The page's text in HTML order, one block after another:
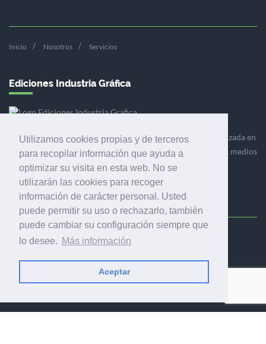
Utilizamos cookies propias y de terceros
para recopilar información que ayuda a
optimizar su visita en esta web. No se
utilizarán las cookies para recoger
información de carácter personal. Usted
puede permitir su uso o rechazarlo, también
puede cambiar su configuración siempre que
lo desee. Más información
Aceptar
Inicio Nosotros Servicios
Ediciones Industria Gráfica
Ediciones Industria Gráfica es una empresa editora especializada en
el mercado de la comunicación gráfica que engloba diversos medios
profesionales especializados en el mercado gráfico, la
comunicación visual y el envasado.
Ediciones Industria Gráfica, S.C.P.